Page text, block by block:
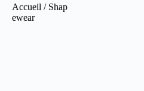
Accueil / Shap
ewear